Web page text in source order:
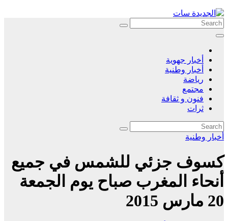
Skip
to
content
أخبار جهوية
أخبار وطنية
رياضة
مجتمع
فنون و ثقافة
ثرات
أخبار وطنية
كسوف جزئي للشمس في جميع
أنحاء المغرب صباح يوم الجمعة
20 مارس 2015